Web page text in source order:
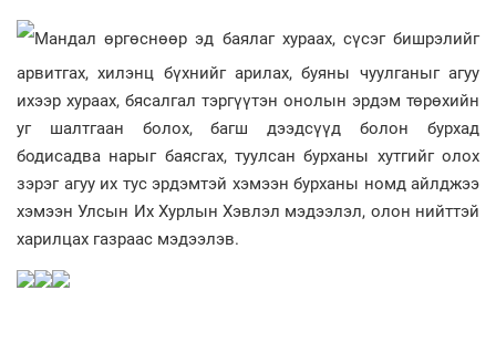
Мандал өргөснөөр эд баялаг хураах, сүсэг бишрэлийг
арвитгах, хилэнц бүхнийг арилах, буяны чуулганыг агуу
ихээр хураах, бясалгал тэргүүтэн онолын эрдэм төрөхийн
уг шалтгаан болох, багш дээдсүүд болон бурхад
бодисадва нарыг баясгах, туулсан бурханы хутгийг олох
зэрэг агуу их тус эрдэмтэй хэмээн бурханы номд айлджээ
хэмээн Улсын Их Хурлын Хэвлэл мэдээлэл, олон нийттэй
харилцах газраас мэдээлэв.